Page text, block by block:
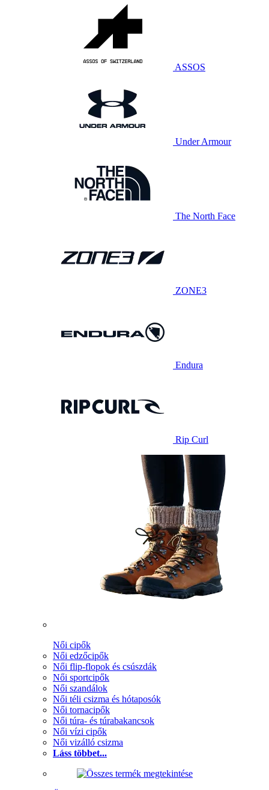
ASSOS
Under Armour
The North Face
ZONE3
Endura
Rip Curl
Női cipők
Női edzőcipők
Női flip-flopok és csúszdák
Női sportcipők
Női szandálok
Női téli csizma és hótaposók
Női tornacipők
Női túra- és túrabakancsok
Női vízi cipők
Női vizálló csizma
Láss többet...